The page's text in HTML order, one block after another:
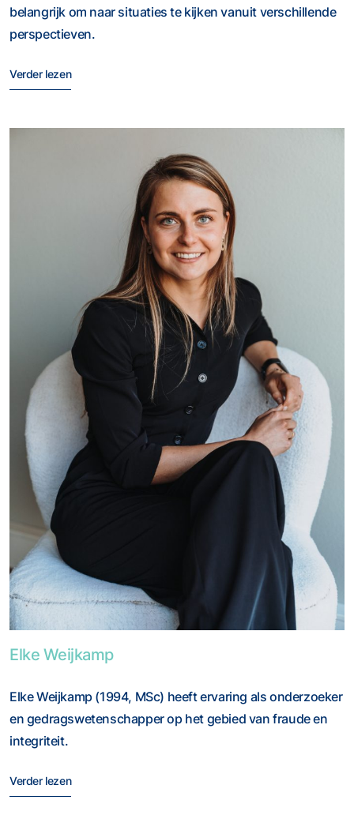
belangrijk om naar situaties te kijken vanuit verschillende
perspectieven.
Verder lezen
Elke Weijkamp
Elke Weijkamp (1994, MSc) heeft ervaring als onderzoeker
en gedragswetenschapper op het gebied van fraude en
integriteit.
Verder lezen